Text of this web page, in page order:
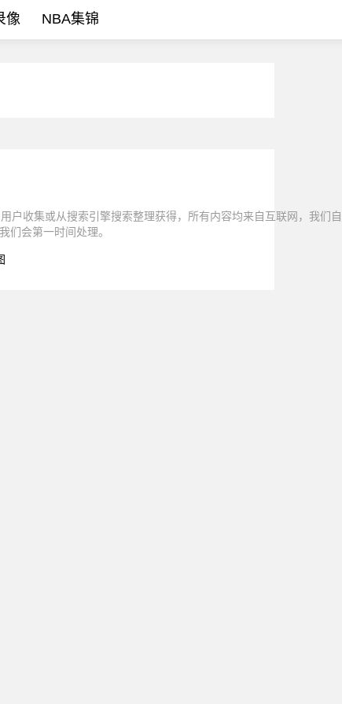
像 NBA集锦
户收集或从搜索引擎搜索整理获得，所有内容均来自互联网，我们
们会第一时间处理。